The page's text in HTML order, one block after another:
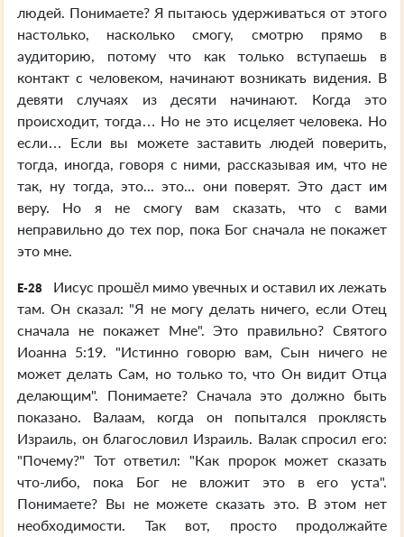
людей. Понимаете? Я пытаюсь удерживаться от этого
настолько, насколько смогу, смотрю прямо в
аудиторию, потому что как только вступаешь в
контакт с человеком, начинают возникать видения. В
девяти случаях из десяти начинают. Когда это
происходит, тогда… Но не это исцеляет человека. Но
если… Если вы можете заставить людей поверить,
тогда, иногда, говоря с ними, рассказывая им, что не
так, ну тогда, это... это... они поверят. Это даст им
веру. Но я не смогу вам сказать, что с вами
неправильно до тех пор, пока Бог сначала не покажет
это мне.
E-28
Иисус прошёл мимо увечных и оставил их лежать
там. Он сказал: "Я не могу делать ничего, если Отец
сначала не покажет Мне". Это правильно? Святого
Иоанна 5:19. "Истинно говорю вам, Сын ничего не
может делать Сам, но только то, что Он видит Отца
делающим". Понимаете? Сначала это должно быть
показано. Валаам, когда он попытался проклясть
Израиль, он благословил Израиль. Валак спросил его:
"Почему?" Тот ответил: "Как пророк может сказать
что-либо, пока Бог не вложит это в его уста".
Понимаете? Вы не можете сказать это. В этом нет
необходимости. Так вот, просто продолжайте